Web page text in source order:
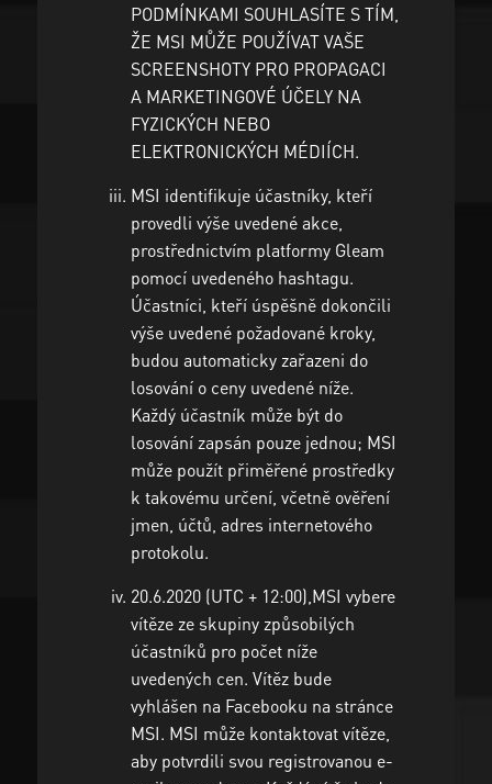
PODMÍNKAMI SOUHLASÍTE S TÍM,
ŽE MSI MŮŽE POUŽÍVAT VAŠE
SCREENSHOTY PRO PROPAGACI
A MARKETINGOVÉ ÚČELY NA
FYZICKÝCH NEBO
ELEKTRONICKÝCH MÉDIÍCH.
MSI identifikuje účastníky, kteří
provedli výše uvedené akce,
prostřednictvím platformy Gleam
pomocí uvedeného hashtagu.
Účastníci, kteří úspěšně dokončili
výše uvedené požadované kroky,
budou automaticky zařazeni do
losování o ceny uvedené níže.
Každý účastník může být do
losování zapsán pouze jednou; MSI
může použít přiměřené prostředky
k takovému určení, včetně ověření
jmen, účtů, adres internetového
protokolu.
20.6.2020 (UTC + 12:00),MSI vybere
vítěze ze skupiny způsobilých
účastníků pro počet níže
uvedených cen. Vítěz bude
vyhlášen na Facebooku na stránce
MSI. MSI může kontaktovat vítěze,
aby potvrdili svou registrovanou e-